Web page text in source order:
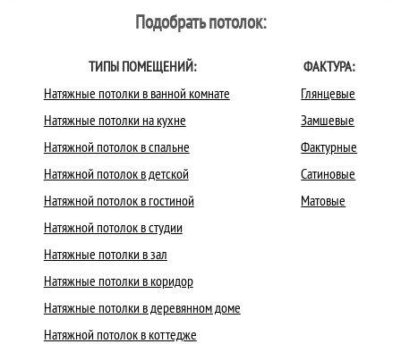
Подобрать потолок:
ТИПЫ ПОМЕЩЕНИЙ:
Натяжные потолки в ванной комнате
Натяжные потолки на кухне
Натяжной потолок в спальне
Натяжной потолок в детской
Натяжной потолок в гостиной
Натяжной потолок в студии
Натяжные потолки в зал
Натяжные потолки в коридор
Натяжные потолки в деревянном доме
Натяжной потолок в коттедже
ФАКТУРА:
Глянцевые
Замшевые
Фактурные
Сатиновые
Матовые